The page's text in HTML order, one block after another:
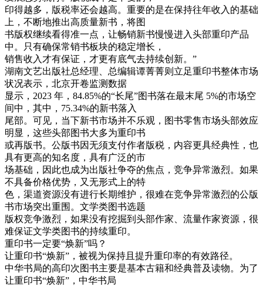
印得越多，版税率还会越高。重要的是在保持往年收入的基础
上，不断地推出高质量新书，将图
书版权继续看得准一点，让畅销新书慢慢进入头部重印产品
中。只有确保常销书板块的稳定增长，
销售收入才有保证，才更有底气去持续创新。”
湖南文艺出版社总经理、总编辑谭菁菁则立足重印书整体市场
状况表示，北京开卷监测数据
显示，2023 年，84.85%的“长尾”图书落在最末尾 5%的市场空
间中，其中，75.34%的新书落入
尾部。可见，当下新书市场并不乐观，图书零售市场头部效应
明显，这些头部图书大多为重印书
或再版书。公版书因无须支付作者版税，内容更具经典性，也
具有更高的知名度，具有广泛的市
场基础，因此也成为出版社争夺的焦点，竞争异常激烈。如果
不具备价格优势，又无形式上的特
色，渠道资源没有进行长期维护，很难在竞争异常激烈的公版
书市场突出重围。文学类图书选题
版权竞争激烈，如果没有挖掘到头部作家、流量作家资源，很
难保证文学类图书的持续重印。
重印书一定要“焕新”吗？
让重印书“焕新”，被视为保持且提升重印率的有效路径。
中华书局的高印次图书主要是基本古籍和经典普及读物。为了
让重印书“焕新”，中华书局